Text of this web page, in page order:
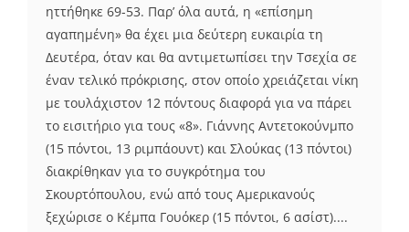
ηττήθηκε 69-53. Παρ’ όλα αυτά, η «επίσημη
αγαπημένη» θα έχει μια δεύτερη ευκαιρία τη
Δευτέρα, όταν και θα αντιμετωπίσει την Τσεχία σε
έναν τελικό πρόκρισης, στον οποίο χρειάζεται νίκη
με τουλάχιστον 12 πόντους διαφορά για να πάρει
το εισιτήριο για τους «8». Γιάννης Αντετοκούνμπο
(15 πόντοι, 13 ριμπάουντ) και Σλούκας (13 πόντοι)
διακρίθηκαν για το συγκρότημα του
Σκουρτόπουλου, ενώ από τους Αμερικανούς
ξεχώρισε ο Κέμπα Γουόκερ (15 πόντοι, 6 ασίστ)....